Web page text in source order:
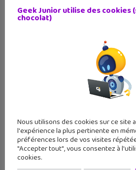
Le magazine Geek Junior
rentrée avec un do...
Geek Junior utilise des cookies
chocolat)
Nous utilisons des cookies sur ce site
l'expérience la plus pertinente en
préférences lors de vos visites
"Accepter tout", vous consentez à
cookies.